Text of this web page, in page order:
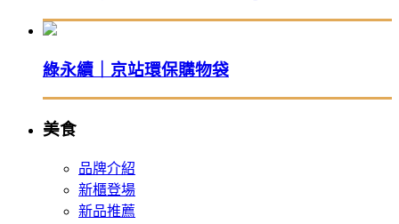
綠永續｜京站環保購物袋
美食
品牌介紹
新櫃登場
新品推薦